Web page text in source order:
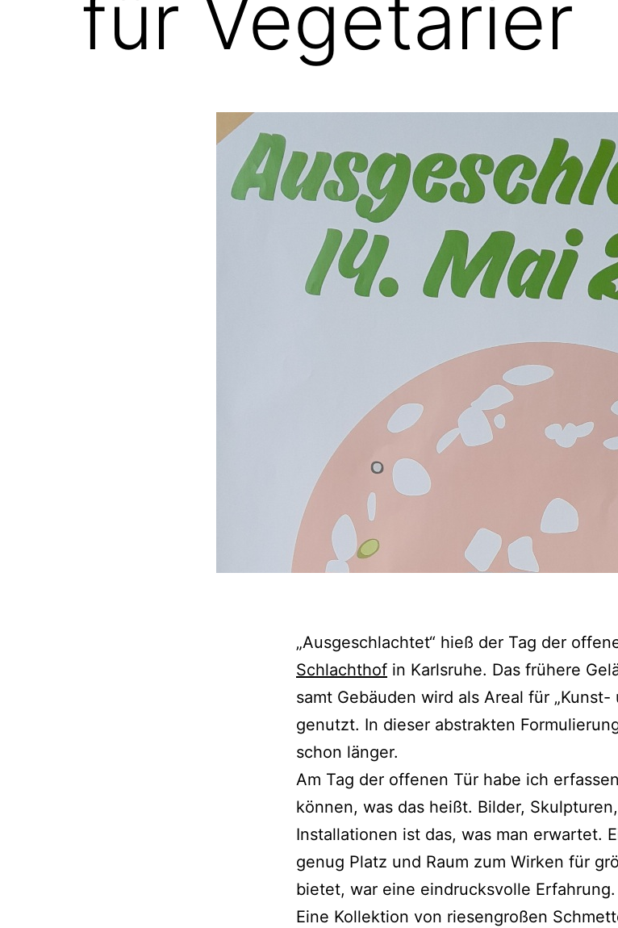
für Vegetarier
„Ausgeschlachtet“ hieß der Tag der
Schlachthof in Karlsruhe. Das frühere
samt Gebäuden wird als Areal für
genutzt. In dieser abstrakten
schon länger.
Am Tag der offenen Tür habe ich
können, was das heißt. Bilder,
Installationen ist das, was man erwartet.
genug Platz und Raum zum Wirken für
bietet, war eine eindrucksvolle Erfahrung.
Eine Kollektion von riesengroßen